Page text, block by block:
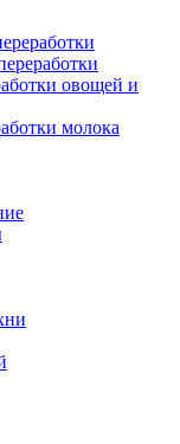
овощей и
молока